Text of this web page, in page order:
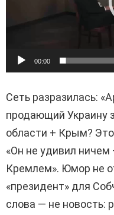
р
00:00
Сеть разразилась:
продающий Украину
области + Крым? Это
«Он не удивил
Кремлем». Юмор не
«президент» для
слова — не новость: